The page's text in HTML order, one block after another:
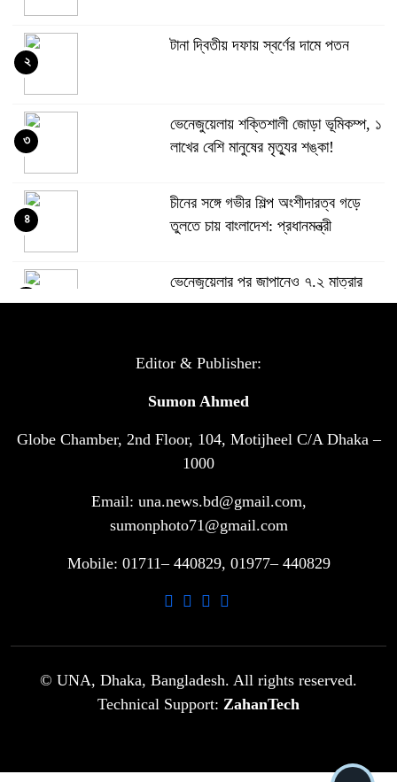
টানা দ্বিতীয় দফায় স্বর্ণের দামে পতন
২
ভেনেজুয়েলায় শক্তিশালী জোড়া ভূমিকম্প, ১
লাখের বেশি মানুষের মৃত্যুর শঙ্কা!
৩
চীনের সঙ্গে গভীর শিল্প অংশীদারত্ব গড়ে
তুলতে চায় বাংলাদেশ: প্রধানমন্ত্রী
৪
ভেনেজুয়েলার পর জাপানেও ৭.২ মাত্রার
শক্তিশালী ভূমিকম্প
টানা ৩ ম্যাচে গোল ভিনির, ইতিহাস বলছে
সরকারি ৩শ কেজি বই বিক্রির অভিযোগ
মাদ্রাসা সুপারের বিরুদ্ধে
গাড়ি বিক্রির পর মালিকানা পরিবর্তনে কঠোর
আ.লীগ ও বিএনপির বিরুদ্ধে সমানভাবে
ঢাবিতে মাথায় কাঁঠাল পড়ে মালির মৃত্যু
Editor & Publisher:
Sumon Ahmed
Globe Chamber, 2nd Floor, 104, Motijheel C/A Dhaka –
1000
Email: una.news.bd@gmail.com,
sumonphoto71@gmail.com
Mobile: 01711– 440829, 01977– 440829
© UNA, Dhaka, Bangladesh. All rights reserved.
Technical Support: ZahanTech